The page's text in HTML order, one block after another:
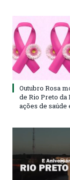
Outubro Rosa
de Rio Preto da
ações de